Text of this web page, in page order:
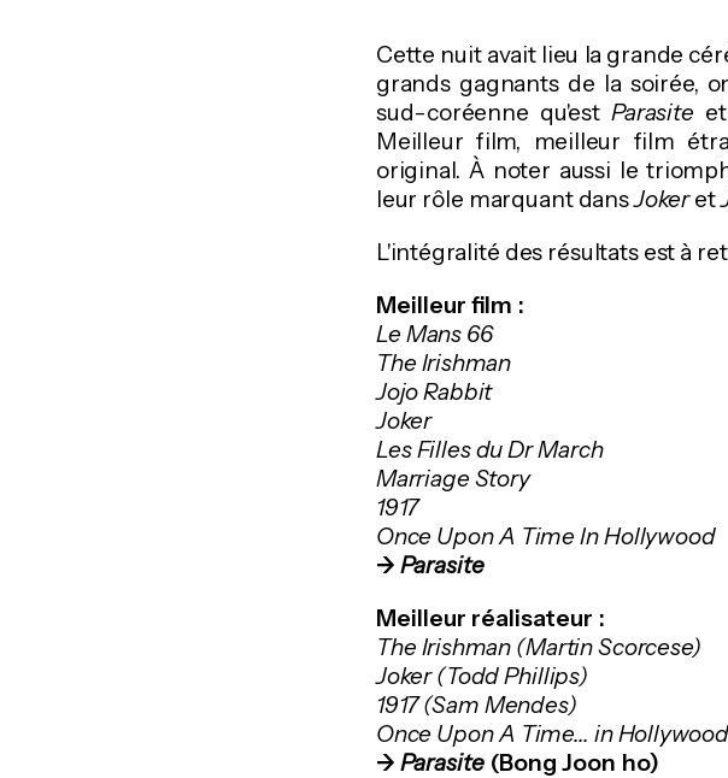
Cette nuit avait lieu la grande
grands gagnants de la soirée,
sud-coréenne qu'estParasite
Meilleur film, meilleur film
original. À noter aussi le
leur rôle marquant dansJokeret
L'intégralité des résultats est à
Meilleur film :
Le Mans 66
The Irishman
Jojo Rabbit
Joker
Les Filles du Dr March
Marriage Story
1917
Once Upon A Time In Hollywood
->Parasite
Meilleur réalisateur :
The Irishman (Martin Scorcese)
Joker (Todd Phillips)
1917 (Sam Mendes)
Once Upon A Time... in
->Parasite (Bong Joon ho)